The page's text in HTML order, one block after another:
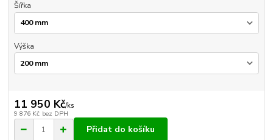
Šířka
Výška
11 950 Kč/ks
9 876 Kč bez DPH
Přidat do košíku